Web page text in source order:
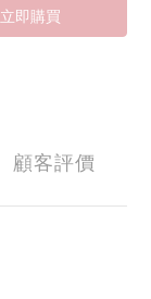
立即購買
顧客評價